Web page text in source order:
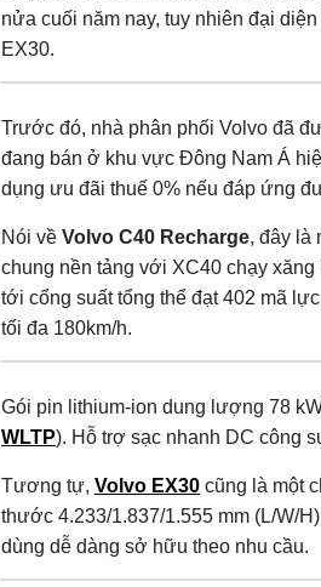
nửa cuối năm nay, tuy nhiên đại
EX30.
Trước đó, nhà phân phối Volvo đã
đang bán ở khu vực Đông Nam Á
dụng ưu đãi thuế 0% nếu đáp ứng
Nói về Volvo C40 Recharge, đây là
chung nền tảng với XC40 chạy
tới cổng suất tổng thể đạt 402 mã
tối đa 180km/h.
Gói pin lithium-ion dung lượng 78
WLTP). Hỗ trợ sạc nhanh DC công
Tương tự, Volvo EX30 cũng là một
thước 4.233/1.837/1.555 mm (L/W/
dùng dễ dàng sở hữu theo nhu cầu.